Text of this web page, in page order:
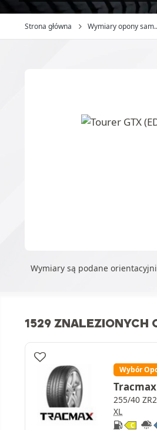
Strona główna Wymiary opony
Wymiary są podane
1529 ZNALEZIONYCH
Wybór
255/40
XL
C